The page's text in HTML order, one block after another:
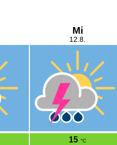
Mi
12.8.
15 °C